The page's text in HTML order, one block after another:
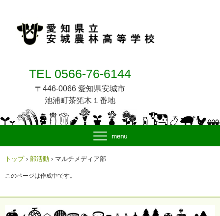
TEL 0566-76-6144
〒446-0066 愛知県安城市
池浦町茶筅木１番地
トップ › 部活動 › マルチメディア部
このページは作成中です。